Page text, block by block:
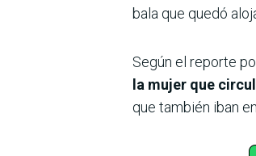
bala que quedó
Según el reporte
la mujer que
que también iban